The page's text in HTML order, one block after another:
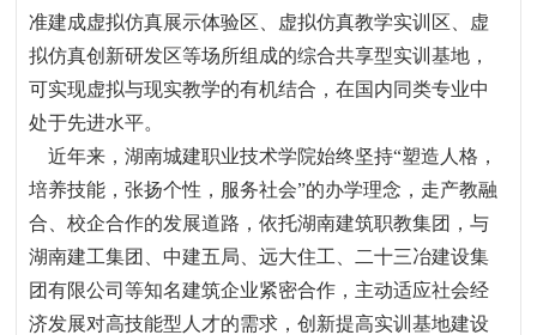
准建成虚拟仿真展示体验区、虚拟仿真教学实训区、虚
拟仿真创新研发区等场所组成的综合共享型实训基地，
可实现虚拟与现实教学的有机结合，在国内同类专业中
处于先进水平。
近年来，湖南城建职业技术学院始终坚持“塑造人格，
培养技能，张扬个性，服务社会”的办学理念，走产教融
合、校企合作的发展道路，依托湖南建筑职教集团，与
湖南建工集团、中建五局、远大住工、二十三冶建设集
团有限公司等知名建筑企业紧密合作，主动适应社会经
济发展对高技能型人才的需求，创新提高实训基地建设